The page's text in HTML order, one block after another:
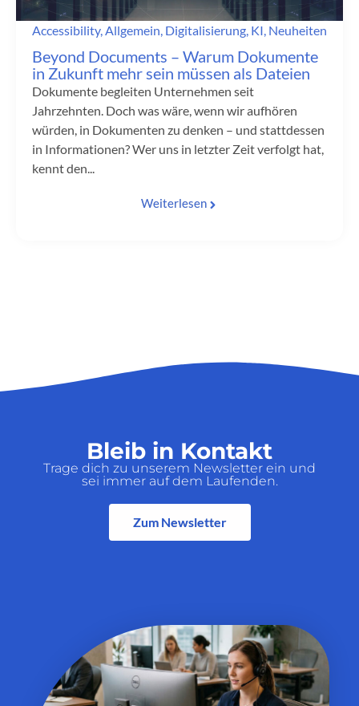
Accessibility, Allgemein Digitalisierung KI Neuheiten
Beyond Documents – Warum Dokumente
in Zukunft mehr sein müssen als Dateien
Dokumente begleiten Unternehmen seit
Jahrzehnten. Doch was wäre, wenn wir aufhören
würden, in Dokumenten zu denken – und stattdessen
in Informationen? Wer uns in letzter Zeit verfolgt hat,
kennt den...
Weiterlesen
Bleib in Kontakt
Trage dich zu unserem Newsletter ein und
sei immer auf dem Laufenden.
Zum Newsletter